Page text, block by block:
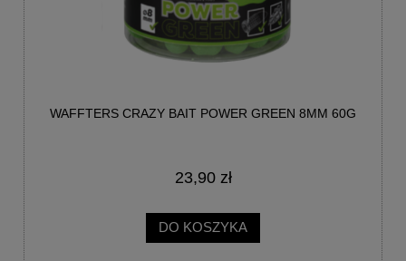
WAFFTERS CRAZY BAIT POWER GREEN 8MM 60G
23,90 zł
DO KOSZYKA